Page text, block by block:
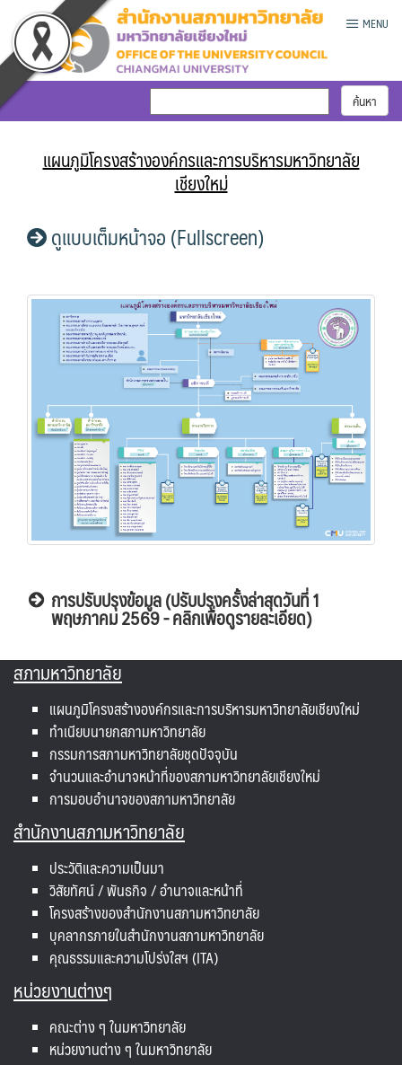
content
MENU
แผนภูมิโครงสร้างองค์กรและการบริหารมหาวิทยาลัย
เชียงใหม่
ดูแบบเต็มหน้าจอ (Fullscreen)
การปรับปรุงข้อมูล (ปรับปรุงครั้งล่าสุดวันที่ 1
พฤษภาคม 2569 - คลิกเพื่อดูรายละเอียด)
สภามหาวิทยาลัย
แผนภูมิโครงสร้างองค์กรและการบริหารมหาวิทยาลัยเชียงใหม่
ทำเนียบนายกสภามหาวิทยาลัย
กรรมการสภามหาวิทยาลัยชุดปัจจุบัน
จำนวนและอำนาจหน้าที่ของสภามหาวิทยาลัยเชียงใหม่
การมอบอำนาจของสภามหาวิทยาลัย
สำนักงานสภามหาวิทยาลัย
ประวัติและความเป็นมา
วิสัยทัศน์ / พันธกิจ / อำนาจและหน้าที่
โครงสร้างของสำนักงานสภามหาวิทยาลัย
บุคลากรภายในสำนักงานสภามหาวิทยาลัย
คุณธรรมและความโปร่งใสฯ (ITA)
หน่วยงานต่างๆ
คณะต่าง ๆ ในมหาวิทยาลัย
หน่วยงานต่าง ๆ ในมหาวิทยาลัย